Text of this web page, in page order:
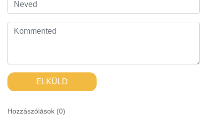
ELKÜLD
Hozzászólások (0)